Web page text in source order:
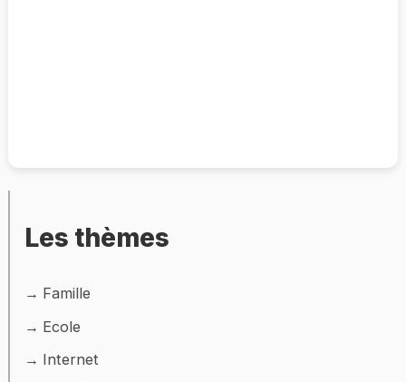
Les thèmes
Famille
Ecole
Internet